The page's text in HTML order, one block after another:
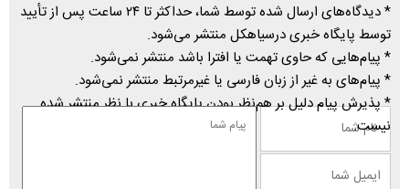
* دیدگاه‌های ارسال شده توسط شما، حداکثر تا ۲۴ ساعت پس از تأیید
توسط پایگاه خبری درسیاهکل منتشر می‌شود.
* پیام‌هایی که حاوی تهمت یا افترا باشد منتشر نمی‌شود.
* پیام‌های به غیر از زبان فارسی یا غیرمرتبط منتشر نمی‌شود.
* پذیرش پیام دلیل بر هم‌نظر بودن پایگاه خبری با نظر منتشر شده
نیست.